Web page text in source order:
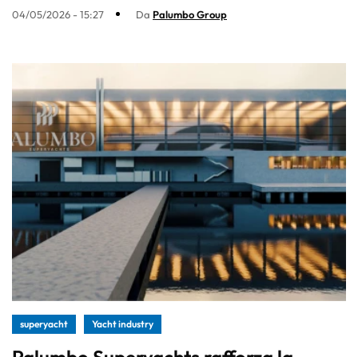
04/05/2026 - 15:27 Da Palumbo Group
superyacht Yacht industry